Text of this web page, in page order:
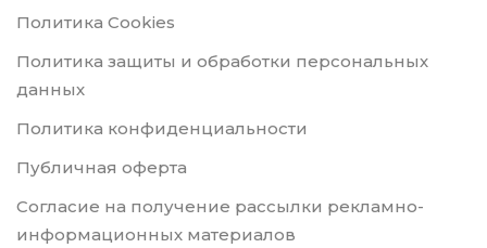
Политика Cookies
Политика защиты и обработки персональных
данных
Политика конфиденциальности
Публичная оферта
Согласие на получение рассылки рекламно-
информационных материалов